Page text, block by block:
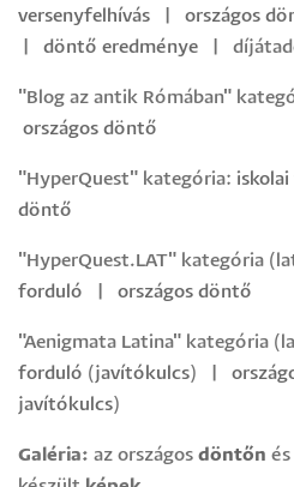
versenyfelhívás
országos
döntő eredménye
"Blog az antik Rómában"
országos döntő
"HyperQuest" kategória:
döntő
"HyperQuest.LAT" kategória
forduló
országos döntő
"Aenigmata Latina" kategória
forduló ( javítókulcs) |
javítókulcs)
Galéria: az országos döntőn és